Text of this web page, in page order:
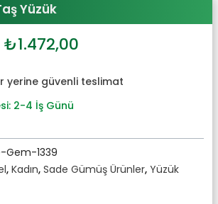
Yüzük
Orijinal
₺1.619,00.
₺1.472,00
fiyat:
yerine güvenli teslimat
2-4 İş Günü
Gem-1339
, Kadın, Sade Gümüş Ürünler, Yüzük